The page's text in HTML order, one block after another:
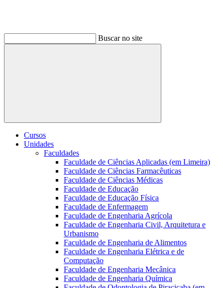
Buscar no site
Buscar
Cursos
Unidades
Faculdades
Faculdade de Ciências Aplicadas (em Limeira)
Faculdade de Ciências Farmacêuticas
Faculdade de Ciências Médicas
Faculdade de Educação
Faculdade de Educação Física
Faculdade de Enfermagem
Faculdade de Engenharia Agrícola
Faculdade de Engenharia Civil, Arquitetura e
Urbanismo
Faculdade de Engenharia de Alimentos
Faculdade de Engenharia Elétrica e de
Computação
Faculdade de Engenharia Mecânica
Faculdade de Engenharia Química